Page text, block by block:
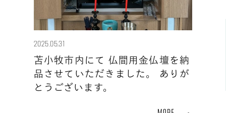
2025.05.31
苫小牧市内にて 仏間用金仏壇を納
品させていただきました。 ありが
とうございます。